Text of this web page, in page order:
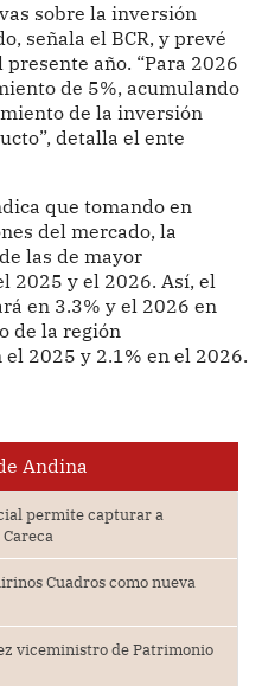
sobre la inversión
señala el BCR, y prevé
año. “Para 2026
de 5%, acumulando
de la inversión
detalla el ente
que tomando en
del mercado, la
las de mayor
2025 y el 2026. Así, el
en 3.3% y el 2026 en
de la región
2025 y 2.1% en el 2026.
Andina
permite capturar a
Cuadros como nueva
viceministro de Patrimonio